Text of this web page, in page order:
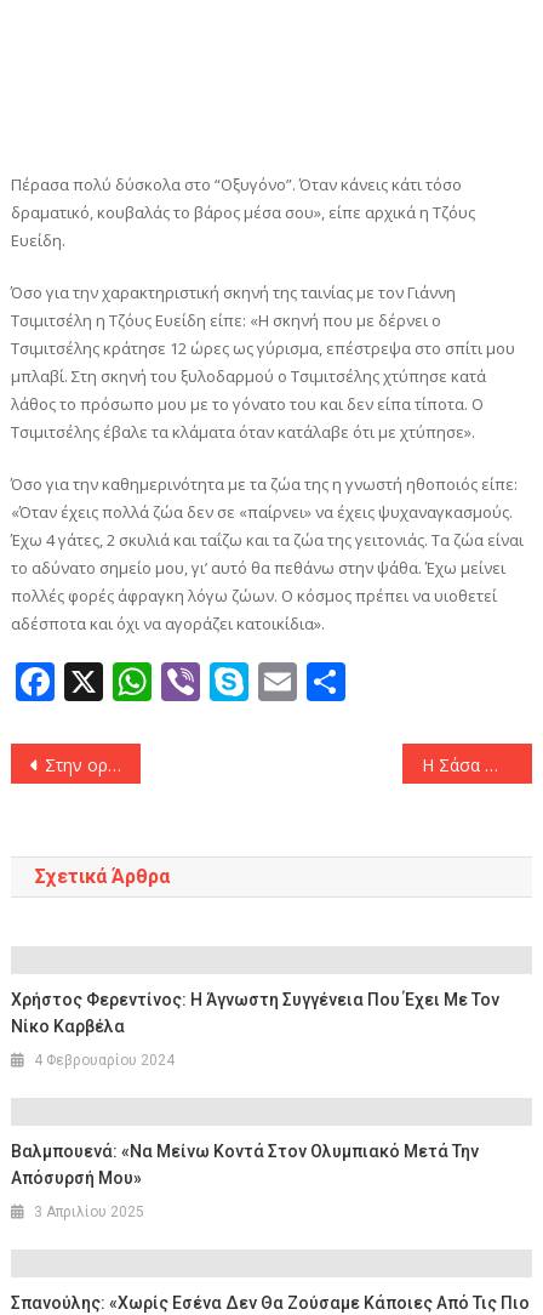
Πέρασα πολύ δύσκολα στο “Οξυγόνο”. Όταν κάνεις κάτι τόσο
δραματικό, κουβαλάς το βάρος μέσα σου», είπε αρχικά η Τζόυς
Ευείδη.
Όσο για την χαρακτηριστική σκηνή της ταινίας με τον Γιάννη
Τσιμιτσέλη η Τζόυς Ευείδη είπε: «Η σκηνή που με δέρνει ο
Τσιμιτσέλης κράτησε 12 ώρες ως γύρισμα, επέστρεψα στο σπίτι μου
μπλαβί. Στη σκηνή του ξυλοδαρμού ο Τσιμιτσέλης χτύπησε κατά
λάθος το πρόσωπο μου με το γόνατο του και δεν είπα τίποτα. Ο
Τσιμιτσέλης έβαλε τα κλάματα όταν κατάλαβε ότι με χτύπησε».
Όσο για την καθημερινότητα με τα ζώα της η γνωστή ηθοποιός είπε:
«Όταν έχεις πολλά ζώα δεν σε «παίρνει» να έχεις ψυχαναγκασμούς.
Έχω 4 γάτες, 2 σκυλιά και ταΐζω και τα ζώα της γειτονιάς. Τα ζώα είναι
το αδύνατο σημείο μου, γι’ αυτό θα πεθάνω στην ψάθα. Έχω μείνει
πολλές φορές άφραγκη λόγω ζώων. Ο κόσμος πρέπει να υιοθετεί
αδέσποτα και όχι να αγοράζει κατοικίδια».
Facebook
X WhatsApp
ViberSkype
Email
Πλοήγηση
Στην οροφή του ΣΕΦ η «γαλανόλευκη» φανέλα του Νίκου Γκάλη Η Σάσα Μπάστα αποκαλύπτει: «Δημοσιογράφος μου τράβηξε τα μαλλιά για να αντιδράσω και να φανώ τρελή»
Σχετικά Άρθρα
Χρήστος Φερεντίνος: Η Άγνωστη Συγγένεια Που Έχει Με Τον
Νίκο Καρβέλα
4 Φεβρουαρίου 2024
Βαλμπουενά: «Να Μείνω Κοντά Στον Ολυμπιακό Μετά Την
Απόσυρσή Μου»
3 Απριλίου 2025
Σπανούλης: «Χωρίς Εσένα Δεν Θα Ζούσαμε Κάποιες Από Τις Πιο